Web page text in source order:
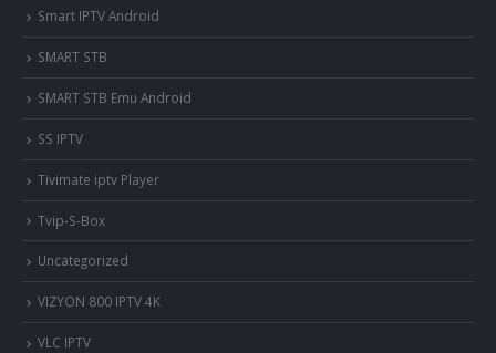
Smart IPTV Android
SMART STB
SMART STB Emu Android
SS IPTV
Tivimate iptv Player
Tvip-S-Box
Uncategorized
VIZYON 800 IPTV 4K
VLC IPTV